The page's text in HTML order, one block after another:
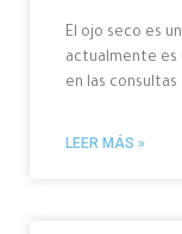
El ojo seco es
actualmente es
en las
LEER MÁS »